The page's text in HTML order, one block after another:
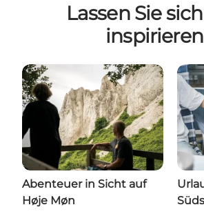
Lassen Sie
inspirieren
Abenteuer in Sicht auf
Høje Møn